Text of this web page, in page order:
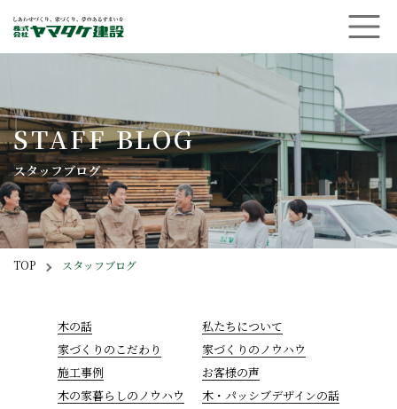
STAFF BLOG
スタッフブログ
Breadcrumbs
TOP スタッフブログ
木の話
私たちについて
家づくりのこだわり
家づくりのノウハウ
施工事例
お客様の声
木の家暮らしのノウハウ
木・パッシブデザインの話